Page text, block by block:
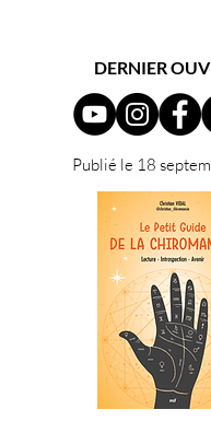
DERNIER
Publié le 18